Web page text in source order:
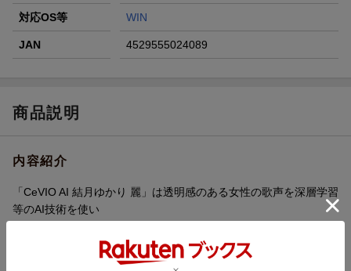
【楽天24】日用品の楽天24と楽天ブックス買いまわりでク
ーポン★
対応OS等 WIN
JAN 4529555024089
商品説明
内容紹介
「CeVIO AI 結月ゆかり 麗」は透明感のある女性の歌声を深層学習
等のAI技術を使い
メロディーの合間に入るブレスや独特な吐息成分の含んだ艶やか